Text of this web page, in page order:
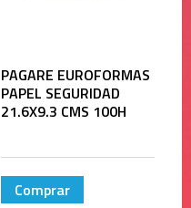
PAGARE EUROFORMAS
PAPEL SEGURIDAD
21.6X9.3 CMS 100H
Comprar